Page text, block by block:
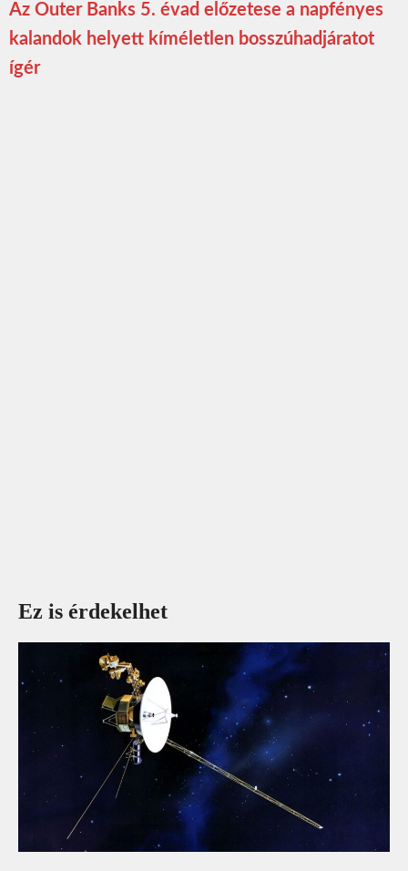
Az Outer Banks 5. évad előzetese a napfényes
kalandok helyett kíméletlen bosszúhadjáratot
ígér
Ez is érdekelhet